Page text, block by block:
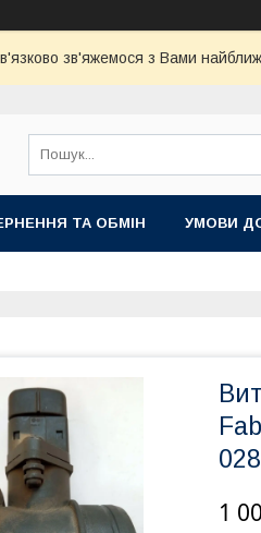
зв'яжемося з Вами
ТА ОБМІН УМОВИ
1